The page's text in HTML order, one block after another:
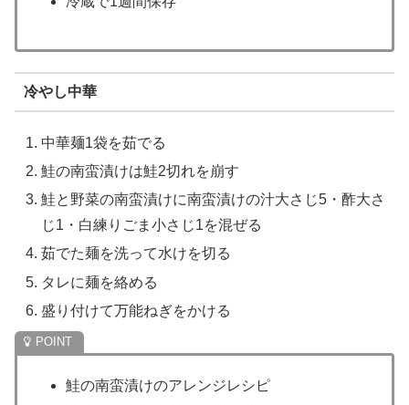
冷やし中華
中華麺1袋を茹でる
鮭の南蛮漬けは鮭2切れを崩す
鮭と野菜の南蛮漬けに南蛮漬けの汁大さじ5・酢大さ
じ1・白練りごま小さじ1を混ぜる
茹でた麺を洗って水けを切る
タレに麺を絡める
盛り付けて万能ねぎをかける
鮭の南蛮漬けのアレンジレシピ